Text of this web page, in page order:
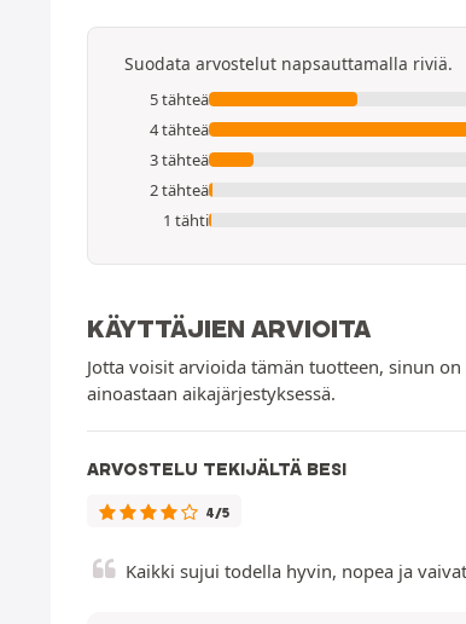
Suodata arvostelut napsauttamalla riviä.
5 tähteä
4 tähteä
3 tähteä
2 tähteä
1 tähti
KÄYTTÄJIEN ARVIOITA
Jotta voisit arvioida tämän tuotteen, sinun
ainoastaan aikajärjestyksessä.
ARVOSTELU TEKIJÄLTÄ BESI
4/5
Kaikki sujui todella hyvin, nopea ja